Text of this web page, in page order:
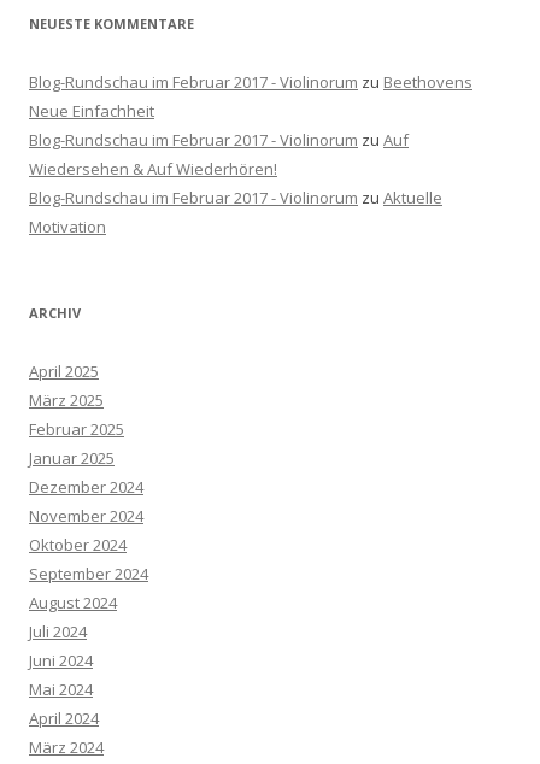
NEUESTE KOMMENTARE
Blog-Rundschau im Februar 2017 - Violinorum zu Beethovens
Neue Einfachheit
Blog-Rundschau im Februar 2017 - Violinorum zu Auf
Wiedersehen & Auf Wiederhören!
Blog-Rundschau im Februar 2017 - Violinorum zu Aktuelle
Motivation
ARCHIV
April 2025
März 2025
Februar 2025
Januar 2025
Dezember 2024
November 2024
Oktober 2024
September 2024
August 2024
Juli 2024
Juni 2024
Mai 2024
April 2024
März 2024